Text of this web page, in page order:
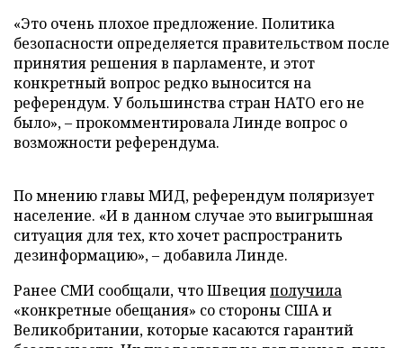
«Это очень плохое предложение. Политика
безопасности определяется правительством после
принятия решения в парламенте, и этот
конкретный вопрос редко выносится на
референдум. У большинства стран НАТО его не
было», – прокомментировала Линде вопрос о
возможности референдума.
По мнению главы МИД, референдум поляризует
население. «И в данном случае это выигрышная
ситуация для тех, кто хочет распространить
дезинформацию», – добавила Линде.
Ранее СМИ сообщали, что Швецияполучила
«конкретные обещания» со стороны США и
Великобритании, которые касаются гарантий